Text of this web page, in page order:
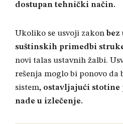
dostupan tehnički način.
Ukoliko se usvoji zakon bez
suštinskih primedbi
novi talas ustavnih žalbi.
rešenja moglo bi ponovo
sistem, ostavljajući stotine
nade u izlečenje.